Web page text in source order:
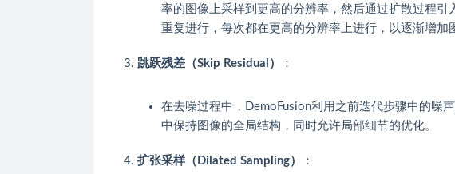
率的图像上采样到更高的分辨率，然后通过扩散过程
重复进行，每次都在更高的分辨率上进行，以逐渐增加
跳跃残差（Skip Residual） ：
在去噪过程中，DemoFusion利用之前迭代步骤中的噪
中保持图像的全局结构，同时允许局部细节的优化。
扩张采样（Dilated Sampling） ：